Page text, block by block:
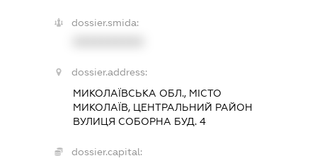
dossier.smida:
dossier.address:
МИКОЛАЇВСЬКА ОБЛ., МІСТО
МИКОЛАЇВ, ЦЕНТРАЛЬНИЙ РАЙОН
ВУЛИЦЯ СОБОРНА БУД. 4
dossier.capital: